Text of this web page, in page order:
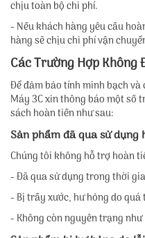
chịu toàn bộ chi phí.
- Nếu khách hàng yêu cầu
hàng sẽ chịu chi phí vận
Các Trường Hợp Không
Để đảm bảo tính minh bạch
Máy 3C xin thông báo một số
sách hoàn tiền như sau:
Sản phẩm đã qua sử
Chúng tôi không hỗ trợ hoàn
- Đã qua sử dụng trong thời
- Bị trầy xước, hư hỏng do quá
- Không còn nguyên trạng